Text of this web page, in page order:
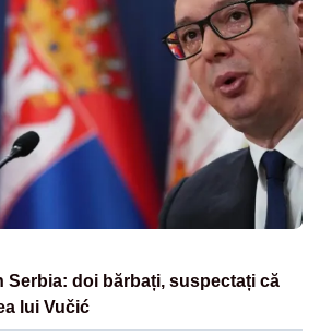
Serbia: doi bărbați, suspectați că
lui Vučić